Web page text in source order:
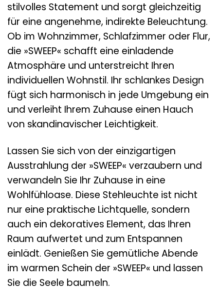
stilvolles Statement und sorgt gleichzeitig
für eine angenehme, indirekte Beleuchtung.
Ob im Wohnzimmer, Schlafzimmer oder Flur,
die »SWEEP« schafft eine einladende
Atmosphäre und unterstreicht Ihren
individuellen Wohnstil. Ihr schlankes Design
fügt sich harmonisch in jede Umgebung ein
und verleiht Ihrem Zuhause einen Hauch
von skandinavischer Leichtigkeit.
Lassen Sie sich von der einzigartigen
Ausstrahlung der »SWEEP« verzaubern und
verwandeln Sie Ihr Zuhause in eine
Wohlfühloase. Diese Stehleuchte ist nicht
nur eine praktische Lichtquelle, sondern
auch ein dekoratives Element, das Ihren
Raum aufwertet und zum Entspannen
einlädt. Genießen Sie gemütliche Abende
im warmen Schein der »SWEEP« und lassen
Sie die Seele baumeln.